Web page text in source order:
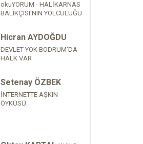
okuYORUM - HALİKARNAS
BALIKÇISI'NIN YOLCULUĞU
Hicran AYDOĞDU
DEVLET YOK BODRUM'DA
HALK VAR
Setenay ÖZBEK
İNTERNETTE AŞKIN
ÖYKÜSÜ